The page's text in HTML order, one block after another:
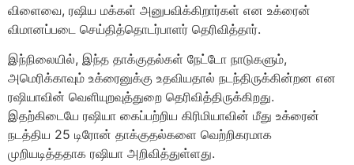
விளைவை, ரஷிய மக்கள் அனுபவிக்கிறார்கள் என உக்ரைன்
விமானப்படை செய்தித்தொடர்பாளர் தெரிவித்தார்.
இந்நிலையில், இந்த தாக்குதல்கள் நேட்டோ நாடுகளும்,
அமெரிக்காவும் உக்ரைனுக்கு உதவியதால் நடந்திருக்கின்றன என
ரஷியாவின் வெளியுறவுத்துறை தெரிவித்திருக்கிறது.
இதற்கிடையே ரஷியா கைப்பற்றிய கிரிமியாவின் மீது உக்ரைன்
நடத்திய 25 டிரோன் தாக்குதல்களை வெற்றிகரமாக
முறியடித்ததாக ரஷியா அறிவித்துள்ளது.